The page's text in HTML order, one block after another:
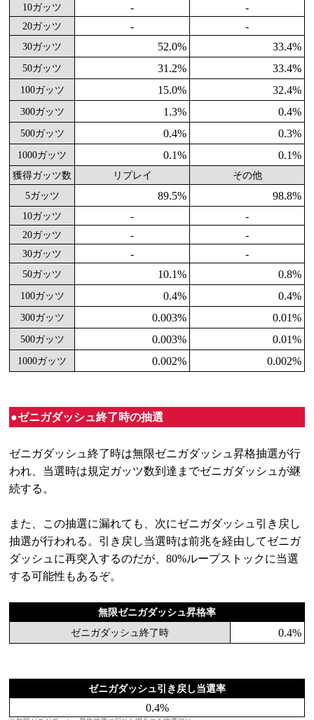
10ガッツ - -
20ガッツ - -
30ガッツ 52.0% 33.4%
50ガッツ 31.2% 33.4%
100ガッツ 15.0% 32.4%
300ガッツ 1.3% 0.4%
500ガッツ 0.4% 0.3%
1000ガッツ 0.1% 0.1%
獲得ガッツ数 リプレイ
その他
5ガッツ
89.5% 98.8%
10ガッツ - -
20ガッツ - -
30ガッツ - -
50ガッツ 10.1% 0.8%
100ガッツ 0.4% 0.4%
300ガッツ 0.003% 0.01%
500ガッツ 0.003% 0.01%
1000ガッツ 0.002% 0.002%
●ゼニガダッシュ終了時の抽選
ゼニガダッシュ終了時は無限ゼニガダッシュ昇格抽選が行
われ、当選時は規定ガッツ数到達までゼニガダッシュが継
続する。
また、この抽選に漏れても、次にゼニガダッシュ引き戻し
抽選が行われる。引き戻し当選時は前兆を経由してゼニガ
ダッシュに再突入するのだが、80%ループストックに当選
する可能性もあるぞ。
無限ゼニガダッシュ昇格率
ゼニガダッシュ終了時
0.4%
ゼニガダッシュ引き戻し当選率
0.4%